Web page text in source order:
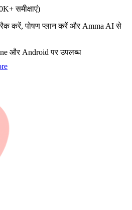
समीक्षाएं)
करें, पोषण प्लान करें और Amma AI से
और Android पर उपलब्ध